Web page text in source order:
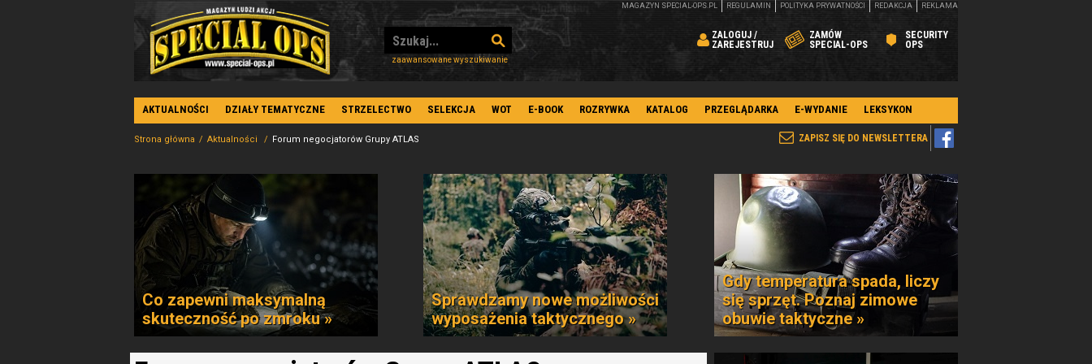
zaawansowane wyszukiwanie
ZALOGUJ /
ZAREJESTRUJ
ZAMÓW
SPECIAL-OPS
SECURITY
OPS
MAGAZYN SPECIAL-OPS.PL REGULAMIN POLITYKA PRYWATNOŚCI REDAKCJA REKLAMA
AKTUALNOŚCI DZIAŁY TEMATYCZNE STRZELECTWO SELEKCJA WOT E-BOOK ROZRYWKA KATALOG PRZEGLĄDARKA E-WYDANIE LEKSYKON
ZAPISZ SIĘ DO NEWSLETTERA
Strona główna Aktualności Forum negocjatorów Grupy ATLAS
Co zapewni maksymalną
skuteczność po zmroku »
Sprawdzamy nowe możliwości
wyposażenia taktycznego »
Gdy temperatura spada, liczy
się sprzęt. Poznaj zimowe
obuwie taktyczne »